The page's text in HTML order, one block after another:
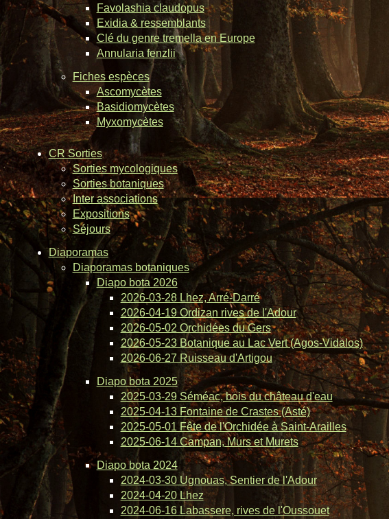
Favolashia claudopus
Exidia & ressemblants
Clé du genre tremella en Europe
Annularia fenzlii
Fiches espèces
Ascomycètes
Basidiomycètes
Myxomycètes
CR Sorties
Sorties mycologiques
Sorties botaniques
Inter associations
Expositions
Séjours
Diaporamas
Diaporamas botaniques
Diapo bota 2026
2026-03-28 Lhez, Arré-Darré
2026-04-19 Ordizan rives de l'Adour
2026-05-02 Orchidées du Gers
2026-05-23 Botanique au Lac Vert (Agos-Vidalos)
2026-06-27 Ruisseau d'Artigou
Diapo bota 2025
2025-03-29 Séméac, bois du château d'eau
2025-04-13 Fontaine de Crastes (Asté)
2025-05-01 Fête de l'Orchidée à Saint-Arailles
2025-06-14 Campan, Murs et Murets
Diapo bota 2024
2024-03-30 Ugnouas, Sentier de l'Adour
2024-04-20 Lhez
2024-06-16 Labassere, rives de l'Oussouet